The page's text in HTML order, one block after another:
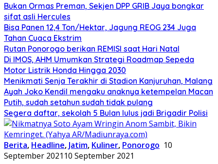
Bukan Ormas Preman, Sekjen DPP GRIB Jaya bongkar
sifat asli Hercules
Bisa Panen 12,4 Ton/Hektar, Jagung REOG 234 Juga
Tahan Cuaca Ekstrim
Rutan Ponorogo berikan REMISI saat Hari Natal
Di IMOS, AHM Umumkan Strategi Roadmap Sepeda
Motor Listrik Honda Hingga 2030
Menikmati Senja Terakhir di Stadion Kanjuruhan, Malang
Ayah Joko Kendil mengaku anaknya ketempelan Macan
Putih, sudah setahun sudah tidak pulang
Segera daftar, sekolah 5 Bulan lulus jadi Brigadir Polisi
Berita, Headline, Jatim, Kuliner, Ponorogo 10
September 2021 10 September 2021